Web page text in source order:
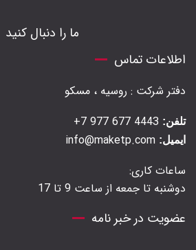
ما را دنبال کنید
اطلاعات تماس
دفتر شرکت : روسیه ، مسکو
تلفن:
ایمیل:
ساعات کاری:
دوشنبه تا جمعه از ساعت 9 تا 17
عضویت در خبر نامه